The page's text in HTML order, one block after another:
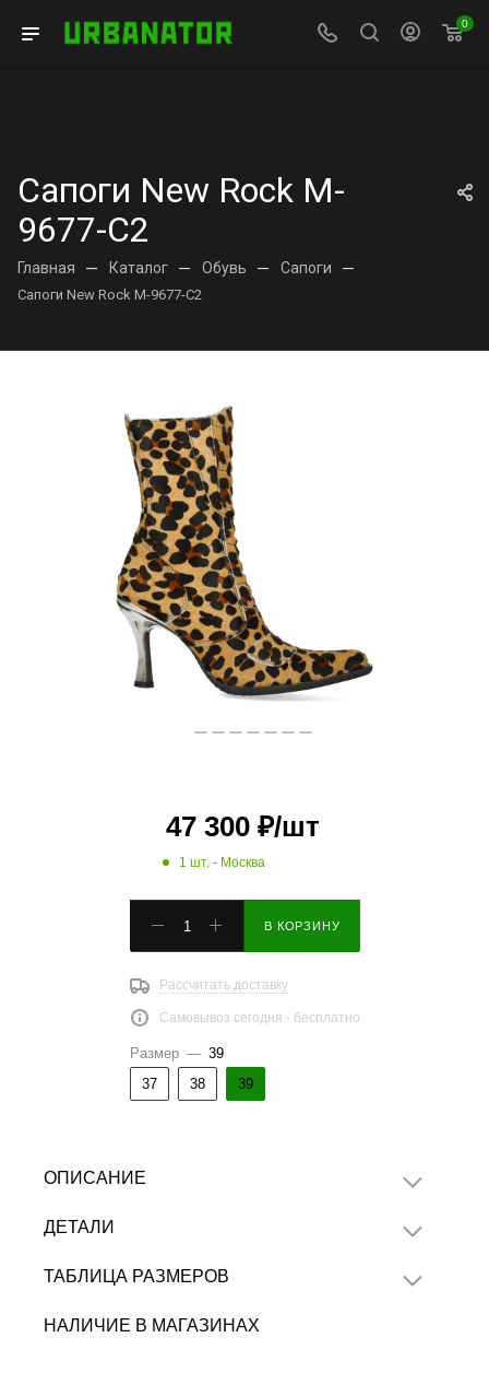
0
Сапоги New Rock M-
9677-C2
Главная — Каталог — Обувь — Сапоги —
Сапоги New Rock M-9677-C2
47 300₽/шт
1 шт. - Москва
В КОРЗИНУ
Рассчитать доставку
Самовывоз сегодня - бесплатно
Размер — 39
37
38 39
ОПИСАНИЕ
ДЕТАЛИ
ТАБЛИЦА РАЗМЕРОВ
НАЛИЧИЕ В МАГАЗИНАХ